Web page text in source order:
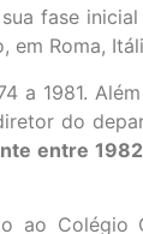
fase
em Roma,
a 1981.
do
entre
ao Colégio